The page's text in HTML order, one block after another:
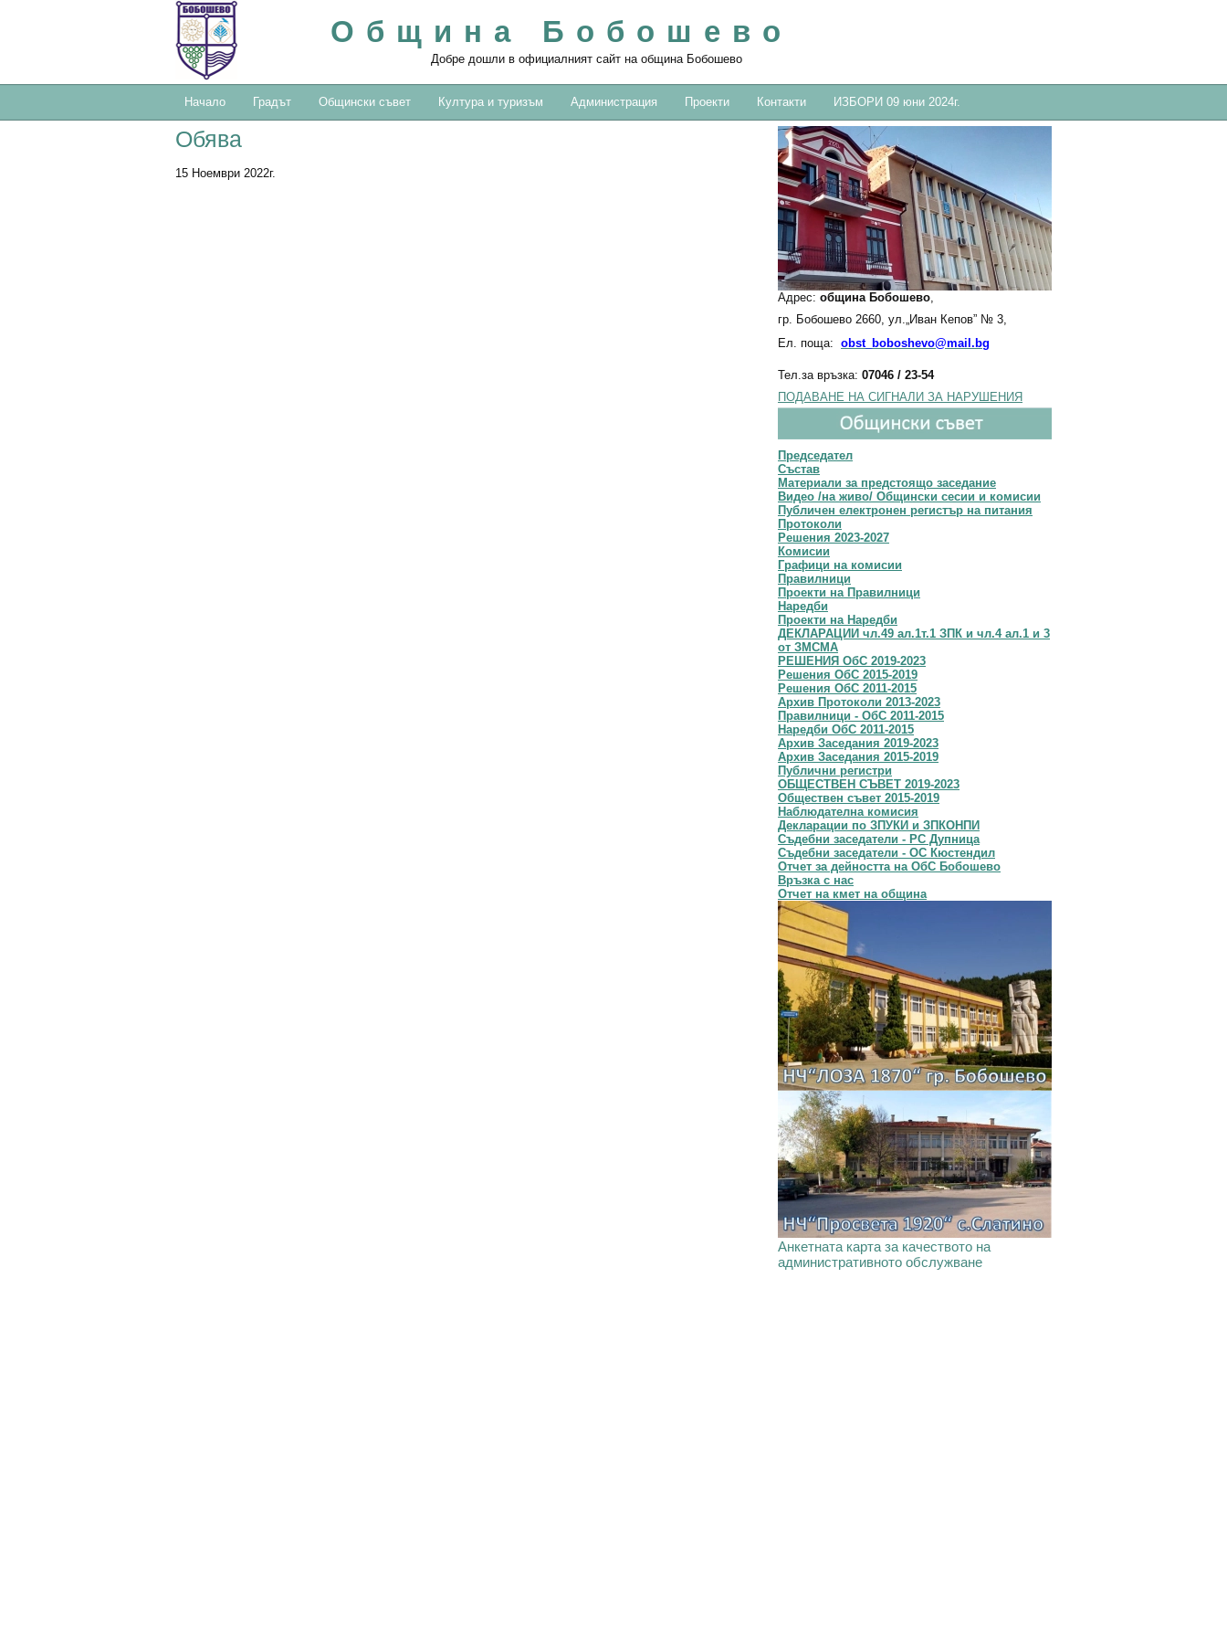
Добре дошли в официалният сайт на община Бобошево
Община Бобошево
Начало Градът Общински съвет Култура и туризъм Администрация Проекти Контакти ИЗБОРИ 09 юни 2024г.
Обява
15 Ноември 2022г.
Адрес: община Бобошево,
гр. Бобошево 2660, ул.„Иван Кепов” № 3,
Ел. поща: obst_boboshevo@mail.bg
Тел.за връзка: 07046 / 23-54
ПОДАВАНЕ НА СИГНАЛИ ЗА НАРУШЕНИЯ
Председател
Състав
Материали за предстоящо заседание
Видео /на живо/ Общински сесии и комисии
Публичен електронен регистър на питания
Протоколи
Решения 2023-2027
Комисии
Графици на комисии
Правилници
Проекти на Правилници
Наредби
Проекти на Наредби
ДЕКЛАРАЦИИ чл.49 ал.1т.1 ЗПК и чл.4 ал.1 и 3
от ЗМСМА
РЕШЕНИЯ ОбС 2019-2023
Решения OбС 2015-2019
Решения ОбС 2011-2015
Архив Протоколи 2013-2023
Правилници - ОбС 2011-2015
Наредби ОбС 2011-2015
Архив Заседания 2019-2023
Архив Заседания 2015-2019
Публични регистри
ОБЩЕСТВЕН СЪВЕТ 2019-2023
Обществен съвет 2015-2019
Наблюдателна комисия
Декларации по ЗПУКИ и ЗПКОНПИ
Съдебни заседатели - РС Дупница
Съдебни заседатели - ОС Кюстендил
Отчет за дейността на ОбС Бобошево
Връзка с нас
Отчет на кмет на община
Анкетната карта за качеството на
административното обслужване